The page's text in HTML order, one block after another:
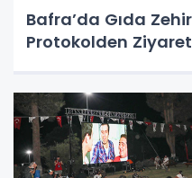
Bafra’da Gıda
Protokolden Ziyaret